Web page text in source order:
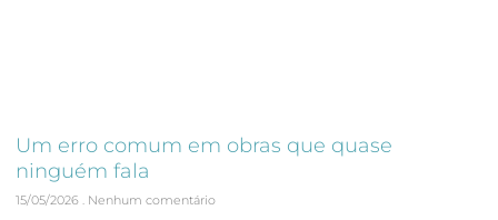
Um erro comum em obras que quase
ninguém fala
15/05/2026 Nenhum comentário